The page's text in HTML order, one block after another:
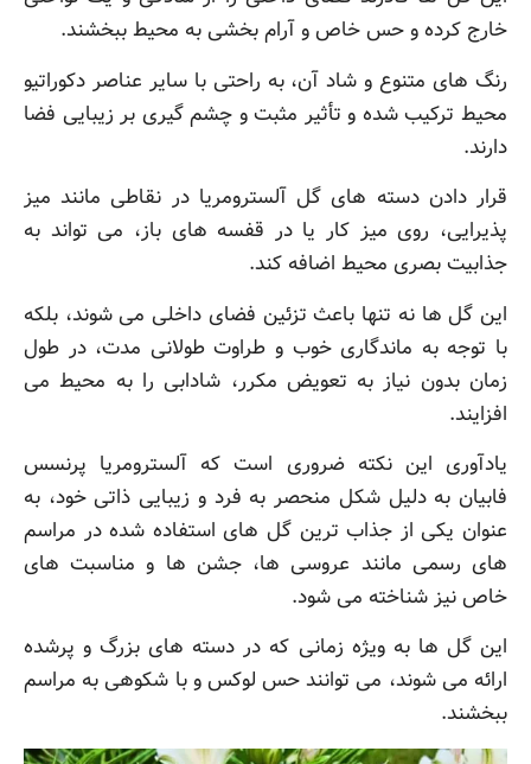
خارج کرده و حس خاص و آرام بخشی به محیط ببخشند.
رنگ های متنوع و شاد آن، به راحتی با سایر عناصر دکوراتیو
محیط ترکیب شده و تأثیر مثبت و چشم گیری بر زیبایی فضا
دارند.
قرار دادن دسته های گل آلسترومریا در نقاطی مانند میز
پذیرایی، روی میز کار یا در قفسه های باز، می تواند به
جذابیت بصری محیط اضافه کند.
این گل ها نه تنها باعث تزئین فضای داخلی می شوند، بلکه
با توجه به ماندگاری خوب و طراوت طولانی مدت، در طول
زمان بدون نیاز به تعویض مکرر، شادابی را به محیط می
افزایند.
یادآوری این نکته ضروری است که آلسترومریا پرنسس
فابیان به دلیل شکل منحصر به فرد و زیبایی ذاتی خود، به
عنوان یکی از جذاب ترین گل های استفاده شده در مراسم
های رسمی مانند عروسی ها، جشن ها و مناسبت های
خاص نیز شناخته می شود.
این گل ها به ویژه زمانی که در دسته های بزرگ و پرشده
ارائه می شوند، می توانند حس لوکس و با شکوهی به مراسم
ببخشند.